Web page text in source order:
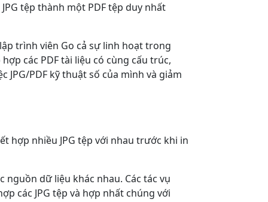
tệp thành một PDF tệp duy nhất
trình viên Go cả sự linh hoạt trong
các PDF tài liệu có cùng cấu trúc,
PDF kỹ thuật số của mình và giảm
hợp nhiều JPG tệp với nhau trước khi in
nguồn dữ liệu khác nhau. Các tác vụ
các JPG tệp và hợp nhất chúng với